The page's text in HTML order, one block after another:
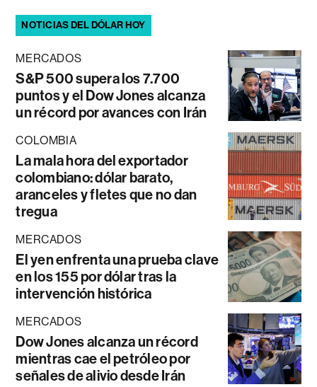
NOTICIAS DEL DÓLAR HOY
MERCADOS
S&P 500 supera los 7.700
puntos y el Dow Jones alcanza
un récord por avances con Irán
COLOMBIA
La mala hora del exportador
colombiano: dólar barato,
aranceles y fletes que no dan
tregua
MERCADOS
El yen enfrenta una prueba clave
en los 155 por dólar tras la
intervención histórica
MERCADOS
Dow Jones alcanza un récord
mientras cae el petróleo por
señales de alivio desde Irán